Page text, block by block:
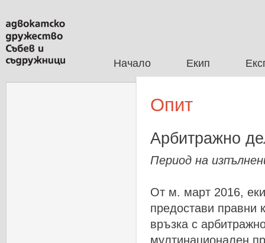
Начало Екип
Опит
Арбитражно
Период на
От м. март 2016,
предостави правни
връзка с
мултинационален